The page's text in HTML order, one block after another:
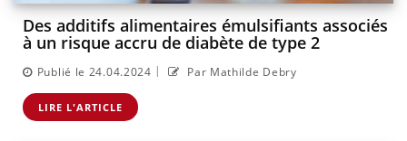
Des additifs alimentaires émulsifiants associés
à un risque accru de diabète de type 2
Publié le 24.04.2024 | Par Mathilde Debry
LIRE L'ARTICLE